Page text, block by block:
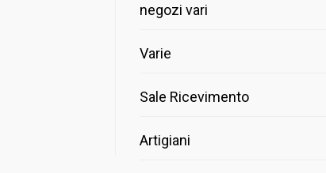
negozi vari
Varie
Sale Ricevimento
Artigiani